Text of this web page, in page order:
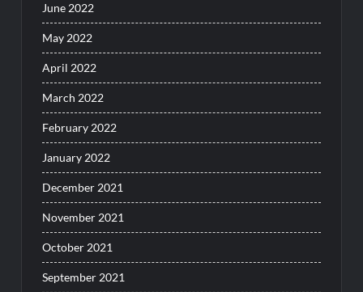
June 2022
May 2022
April 2022
March 2022
February 2022
January 2022
December 2021
November 2021
October 2021
September 2021